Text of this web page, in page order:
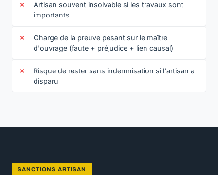
Artisan souvent insolvable si les travaux sont
importants
Charge de la preuve pesant sur le maître
d'ouvrage (faute + préjudice + lien causal)
Risque de rester sans indemnisation si l'artisan a
disparu
SANCTIONS ARTISAN